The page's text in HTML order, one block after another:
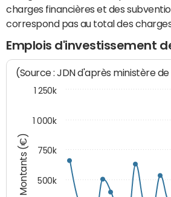
charges financières et des
correspond pas au total des
Emplois d'investissement
Montants (€)
(Source : JDN d'après ministère
500k
750k
1 000k
1 250k